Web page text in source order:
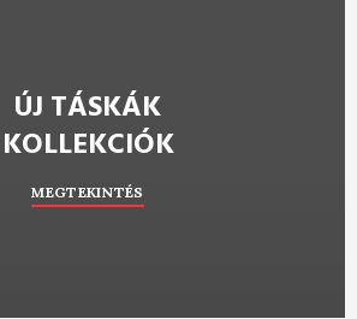
ÚJ TÁSKÁK
KOLLEKCIÓK
MEGTEKINTÉS